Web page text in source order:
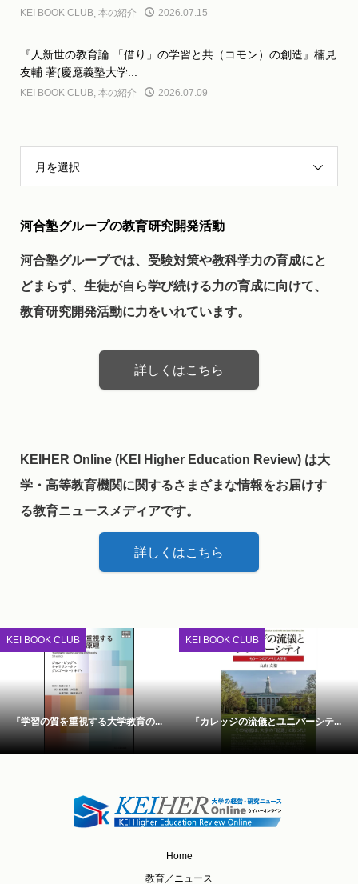
KEI BOOK CLUB, 本の紹介 2026.07.15
『人新世の教育論 「借り」の学習と共（コモン）の創造』楠見
友輔 著(慶應義塾大学...
KEI BOOK CLUB, 本の紹介 2026.07.09
月を選択
河合塾グループの教育研究開発活動
河合塾グループでは、受験対策や教科学力の育成にと
どまらず、生徒が自ら学び続ける力の育成に向けて、
教育研究開発活動に力をいれています。
詳しくはこちら
KEIHER Online (KEI Higher Education Review) は大
学・高等教育機関に関するさまざまな情報をお届けす
る教育ニュースメディアです。
詳しくはこちら
KEI BOOK CLUB
『学習の質を重視する大学教育の...
KEI BOOK CLUB
『カレッジの流儀とユニバーシテ...
Home
教育／ニュース